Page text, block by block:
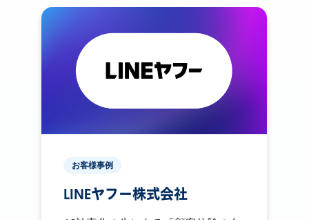
お客様事例
LINEヤフー株式会社